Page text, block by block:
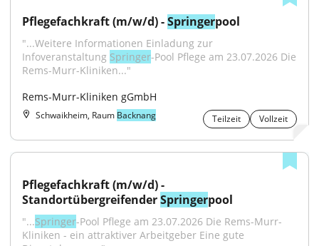
Pflegefachkraft (m/w/d) - Springerpool
"...Weitere Informationen Einladung zur
Infoveranstaltung Springer-Pool Pflege am 23.07.2026 Die
Rems-Murr-Kliniken..."
Rems-Murr-Kliniken gGmbH
Schwaikheim, Raum Backnang Teilzeit Vollzeit
Pflegefachkraft (m/w/d) -
Standortübergreifender Springerpool
"...Springer-Pool Pflege am 23.07.2026 Die Rems-Murr-
Kliniken - ein attraktiver Arbeitgeber Eine gute